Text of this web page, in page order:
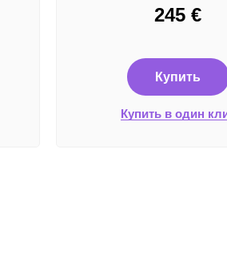
245 €
Купить
Купить в один